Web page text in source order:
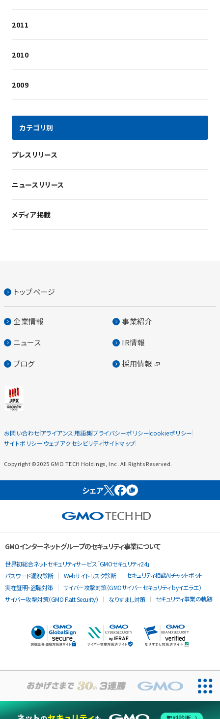
2011
2010
2009
カテゴリ別
プレスリリース
ニュースリリース
メディア掲載
トップページ
企業情報 事業紹介
ニュース IR情報
ブログ 採用情報
お問い合わせアライアンス 用語集プライバシーポリシーcookieポリシー
サイトポリシー ウェブアクセシビリティサイトマップ
Copyright ©2025 GMO TECH Holdings, Inc. All Rights Reserved.
シェア
GMOインターネットグループのセキュリティ事業について
世界初総合ネットセキュリティサービス「GMOセキュリティ24」
パスワード漏洩診断
Webサイトリスク診断
セキュリティ相談AIチャットボット
実在証明・盗聴対策
サイバー攻撃対策（GMOサイバーセキュリティ byイエラエ）
サイバー攻撃対策（GMO Flatt Security）
なりすまし対策 セキュリティ事業の軌跡
当ウェブサイトでは、サービスの提供および品質向上とトラフィッ